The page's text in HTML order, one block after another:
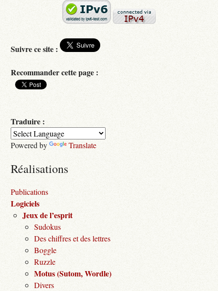
Suivre ce site :
Recommander cette page :
Traduire :
Powered by Translate
Réalisations
Publications
Logiciels
Jeux de l’esprit
Sudokus
Des chiffres et des lettres
Boggle
Ruzzle
Motus (Sutom, Wordle)
Divers